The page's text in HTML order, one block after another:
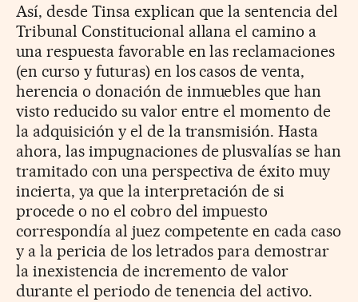
Así, desde Tinsa explican que la sentencia del
Tribunal Constitucional allana el camino a
una respuesta favorable en las reclamaciones
(en curso y futuras) en los casos de venta,
herencia o donación de inmuebles que han
visto reducido su valor entre el momento de
la adquisición y el de la transmisión. Hasta
ahora, las impugnaciones de plusvalías se han
tramitado con una perspectiva de éxito muy
incierta, ya que la interpretación de si
procede o no el cobro del impuesto
correspondía al juez competente en cada caso
y a la pericia de los letrados para demostrar
la inexistencia de incremento de valor
durante el periodo de tenencia del activo.